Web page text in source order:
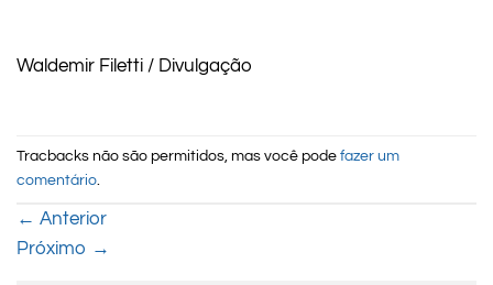
Waldemir Filetti / Divulgação
Tracbacks não são permitidos, mas você pode fazer um
comentário.
← Anterior
Próximo →